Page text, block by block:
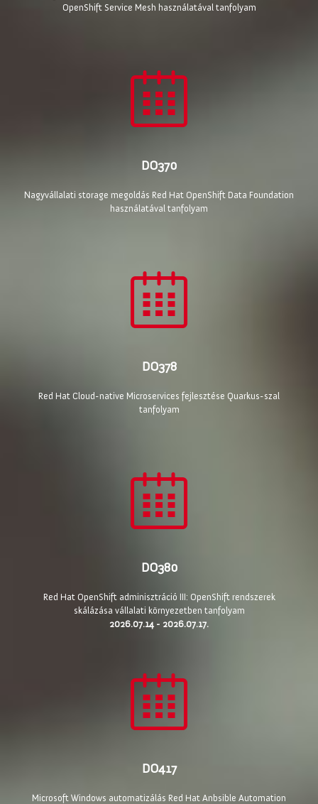
OpenShift Service Mesh használatával tanfolyam
DO370
Nagyvállalati storage megoldás Red Hat OpenShift Data Foundation
használatával tanfolyam
DO378
Red Hat Cloud-native Microservices fejlesztése Quarkus-szal
tanfolyam
DO380
Red Hat OpenShift adminisztráció III: OpenShift rendszerek
skálázása vállalati környezetben tanfolyam
2026.07.14 - 2026.07.17.
DO417
Microsoft Windows automatizálás Red Hat Anbsible Automation